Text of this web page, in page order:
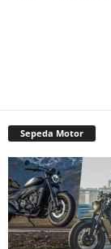
Sepeda Motor